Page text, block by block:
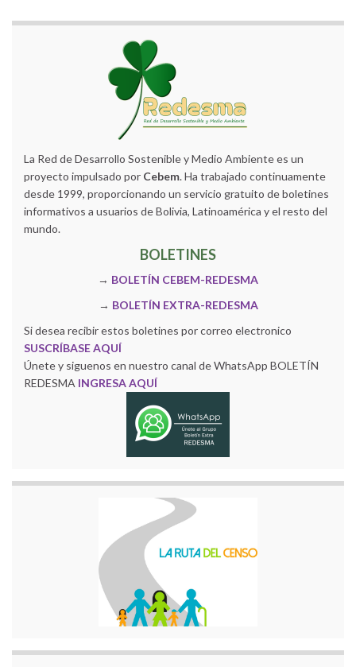
La Red de Desarrollo Sostenible y Medio Ambiente es un
proyecto impulsado por Cebem. Ha trabajado continuamente
desde 1999, proporcionando un servicio gratuito de boletines
informativos a usuarios de Bolivia, Latinoamérica y el resto del
mundo.
BOLETINES
→ BOLETÍN CEBEM-REDESMA
→ BOLETÍN EXTRA-REDESMA
Si desea recibir estos boletines por correo electronico
SUSCRÍBASE AQUÍ
Únete y siguenos en nuestro canal de WhatsApp BOLETÍN
REDESMA INGRESA AQUÍ